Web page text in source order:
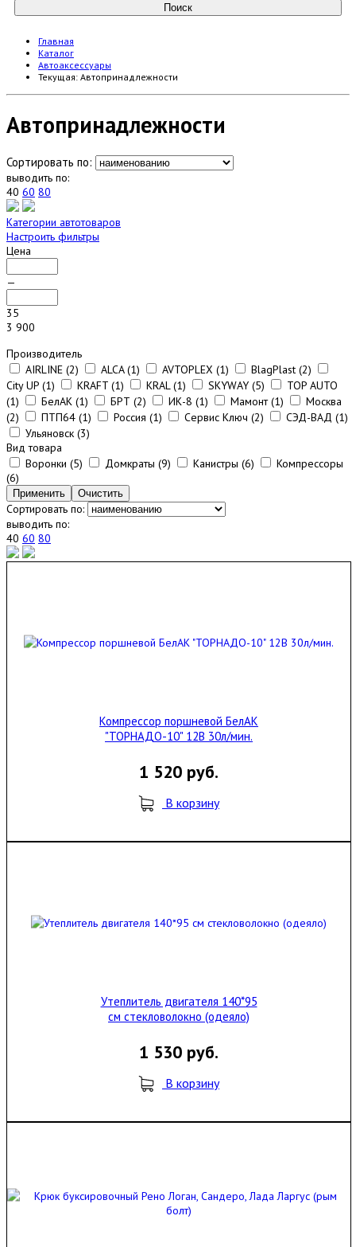
Главная
Каталог
Автоаксессуары
Текущая: Автопринадлежности
Автопринадлежности
Сортировать по:
выводить по:
40 60 80
Категории автотоваров
Настроить фильтры
Цена
—
35
3 900
Производитель
AIRLINE (2) ALCA (1) AVTOPLEX (1) BlagPlast (2)
City UP (1) KRAFT (1) KRAL (1) SKYWAY (5)
TOP AUTO
(1) БелАК (1) БРТ (2) ИК-8 (1) Мамонт (1)
Москва
(2) ПТП64 (1) Россия (1) Сервис Ключ (2) СЭД-ВАД (1)
Ульяновск (3)
Вид товара
Воронки (5) Домкраты (9) Канистры (6)
Компрессоры
(6)
Сортировать по:
выводить по:
40 60 80
Компрессор поршневой БелАК
"ТОРНАДО-10" 12В 30л/мин.
1 520 руб.
В корзину
Утеплитель двигателя 140*95
см стекловолокно (одеяло)
1 530 руб.
В корзину